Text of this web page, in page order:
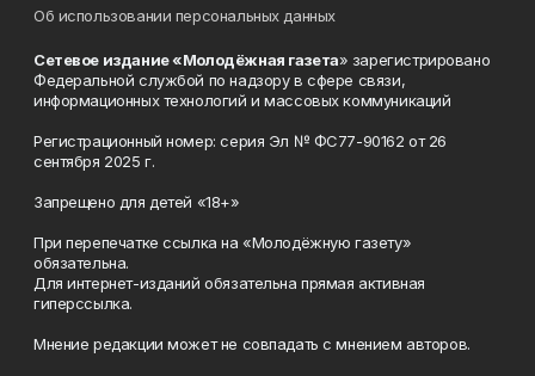
Об использовании персональных данных
Сетевое издание «Молодёжная газета» зарегистрировано
Федеральной службой по надзору в сфере связи,
информационных технологий и массовых коммуникаций
Регистрационный номер: серия Эл № ФС77-90162 от 26
сентября 2025 г.
Запрещено для детей «18+»
При перепечатке ссылка на «Молодёжную газету»
обязательна.
Для интернет-изданий обязательна прямая активная
гиперссылка.
Мнение редакции может не совпадать с мнением авторов.